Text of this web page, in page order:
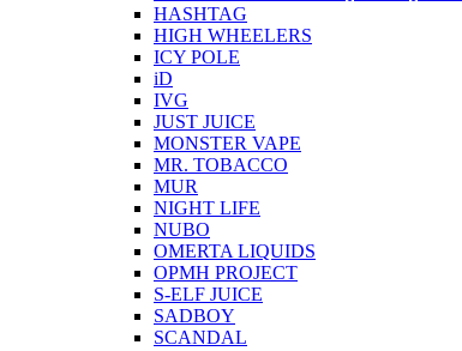
HASHTAG
HIGH WHEELERS
ICY POLE
iD
IVG
JUST JUICE
MONSTER VAPE
MR. TOBACCO
MUR
NIGHT LIFE
NUBO
OMERTA LIQUIDS
OPMH PROJECT
S-ELF JUICE
SADBOY
SCANDAL